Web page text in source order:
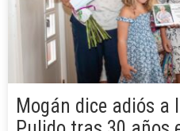
Mogán dice adiós a